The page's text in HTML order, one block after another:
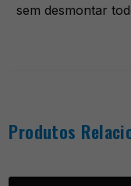
sem desmontar
Produtos